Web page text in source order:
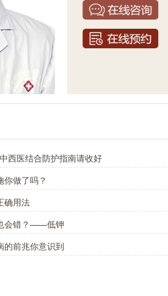
中西医结合防护指南请收好
你做了吗？
确用法
会错？——低钾
的前兆你意识到